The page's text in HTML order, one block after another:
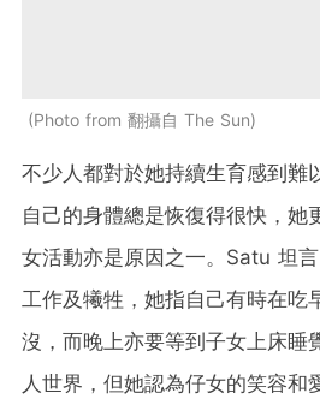
Photo from 翻攝自 The Sun
不少人都對於她持續生育感到難
自己的身體總是恢復得很快，她
女活動亦是原因之一。Satu 坦
工作及犧牲，她指自己有時在吃
沒，而晚上亦要等到子女上床睡
人世界，但她認為仔女的笑容和